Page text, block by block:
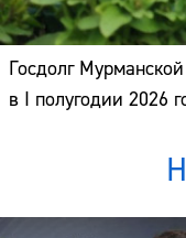
Госдолг
в I полугодии 2026